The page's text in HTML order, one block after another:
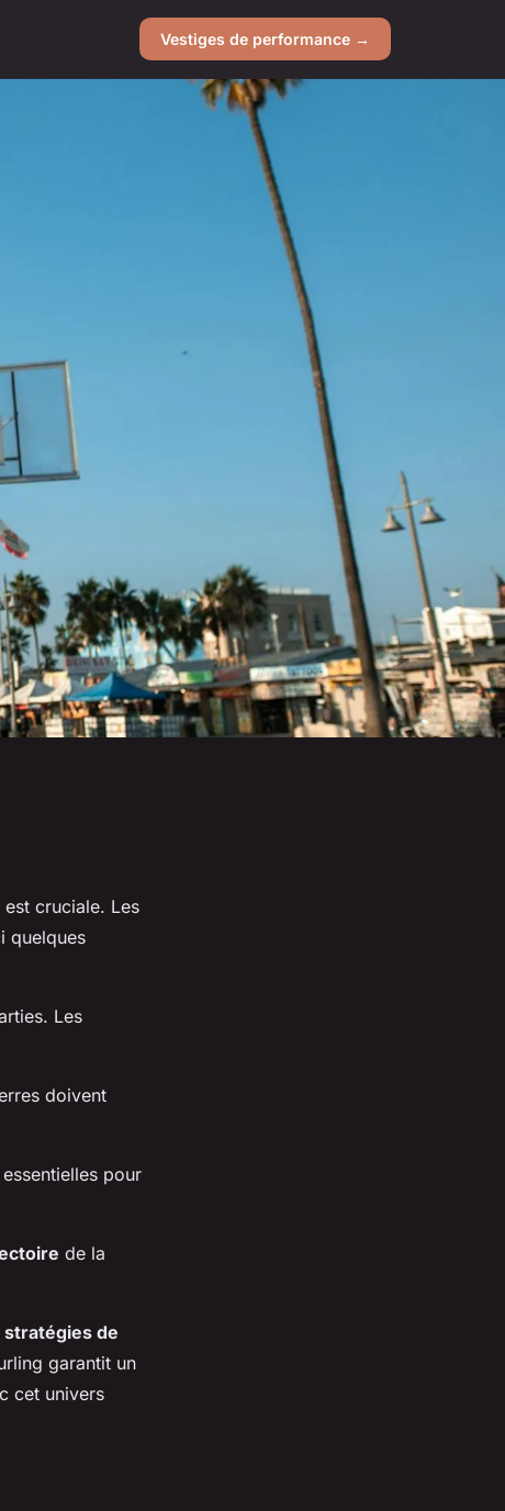
Vestiges de performance →
est cruciale. Les
quelques
Les
doivent
pour
de la
de
garantit un
cet univers